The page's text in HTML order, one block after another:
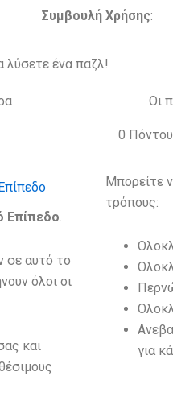
Συμβουλή Χρήσης:
λύσετε ένα παζλ!
Eπίπεδο.
σε αυτό το
όλοι οι
και
Οι
0
Μπορείτε
τρόπους:
για